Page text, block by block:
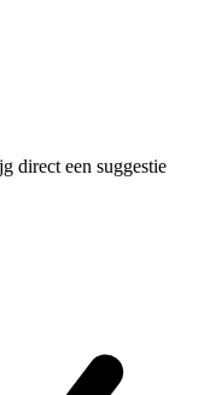
direct een suggestie